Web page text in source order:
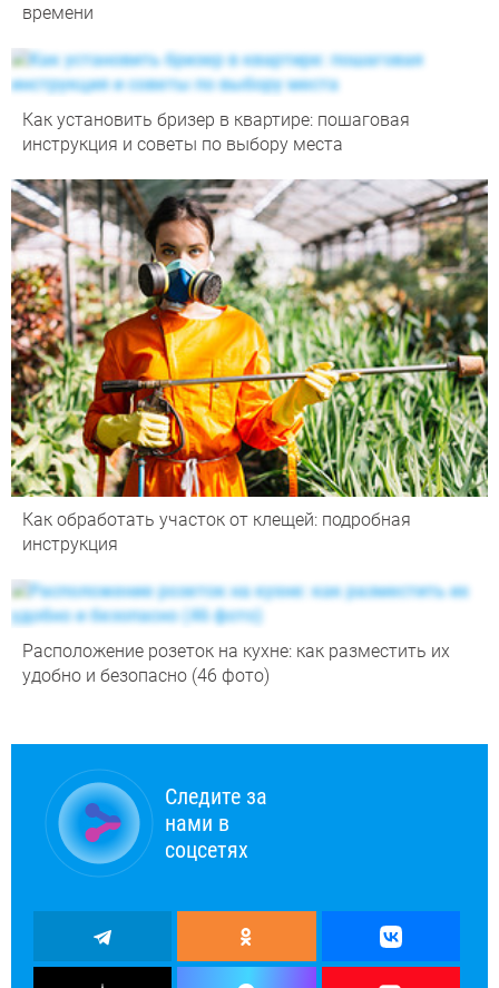
времени
Как установить бризер в квартире: пошаговая
инструкция и советы по выбору места
Как обработать участок от клещей: подробная
инструкция
Расположение розеток на кухне: как разместить их
удобно и безопасно (46 фото)
Следите за
нами в
соцсетях